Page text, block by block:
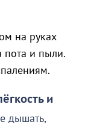
на руках
пота и пыли.
и
дышать,